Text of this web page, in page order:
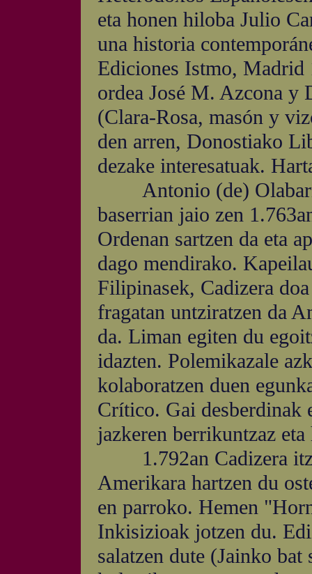
eta honen hiloba Julio
una historia
Ediciones Istmo, Madrid
ordea José M. Azcona y
(Clara-Rosa, masón y
den arren, Donostiako
dezake interesatuak.
Antonio (de)
baserrian jaio zen
Ordenan sartzen da eta
dago mendirako.
Filipinasek, Cadizera
fragatan untziratzen da
da. Liman egiten du
idazten. Polemikazale
kolaboratzen duen
Crítico. Gai desberdinak
jazkeren berrikuntzaz
1.792an Cadizera
Amerikara hartzen du
en parroko. Hemen
Inkisizioak jotzen du.
salatzen dute (Jainko